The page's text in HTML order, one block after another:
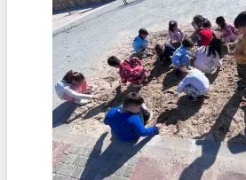
navegación